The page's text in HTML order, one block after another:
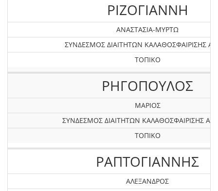
ΡΙΖΟΓΙΑΝΝΗ
ΑΝΑΣΤΑΣΙΑ-ΜΥΡΤΩ
ΣΥΝΔΕΣΜΟΣ ΔΙΑΙΤΗΤΩΝ ΚΑΛΑΘΟΣΦΑΙΡΙΣΗΣ
ΤΟΠΙΚΟ
ΡΗΓΟΠΟΥΛΟΣ
ΜΑΡΙΟΣ
ΣΥΝΔΕΣΜΟΣ ΔΙΑΙΤΗΤΩΝ ΚΑΛΑΘΟΣΦΑΙΡΙΣΗΣ
ΤΟΠΙΚΟ
ΡΑΠΤΟΓΙΑΝΝΗΣ
ΑΛΕΞΑΝΔΡΟΣ